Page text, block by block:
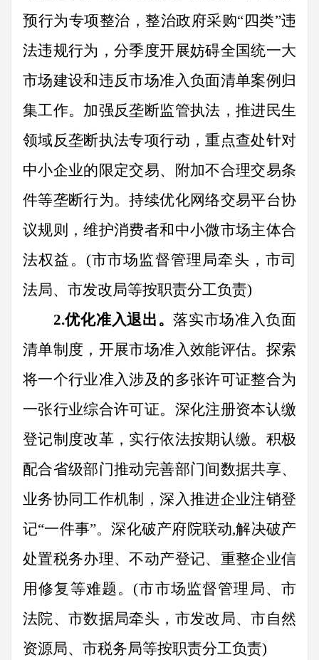
预行为专项整治，整治政府采购“四类”违
法违规行为，分季度开展妨碍全国统一大
市场建设和违反市场准入负面清单案例归
集工作。加强反垄断监管执法，推进民生
领域反垄断执法专项行动，重点查处针对
中小企业的限定交易、附加不合理交易条
件等垄断行为。持续优化网络交易平台协
议规则，维护消费者和中小微市场主体合
法权益。 (市市场监督管理 局牵头，市司
法局、市发改局等按职责分工负责)
2.优化准入退出。落实市场准入负面
清单制度，开展市场准入效能评估。探索
将一个行业准入涉及的多张许可证整合为
一张行业综合许可证。深化注册资本认缴
登记制度改革，实行依法按期认缴。积极
配合省级部门推动完善部门间数据共享、
业务协同工作机制，深入推进企业注销登
记“一件事”。深化破产府院联动,解决破产
处置税务办理、不动产登记、重整企业信
用修复等难题。 (市市场监督管理 局、市
法院、市数据局牵头，市发改局、市自然
资源局、 市税务局等按职责分工负责)